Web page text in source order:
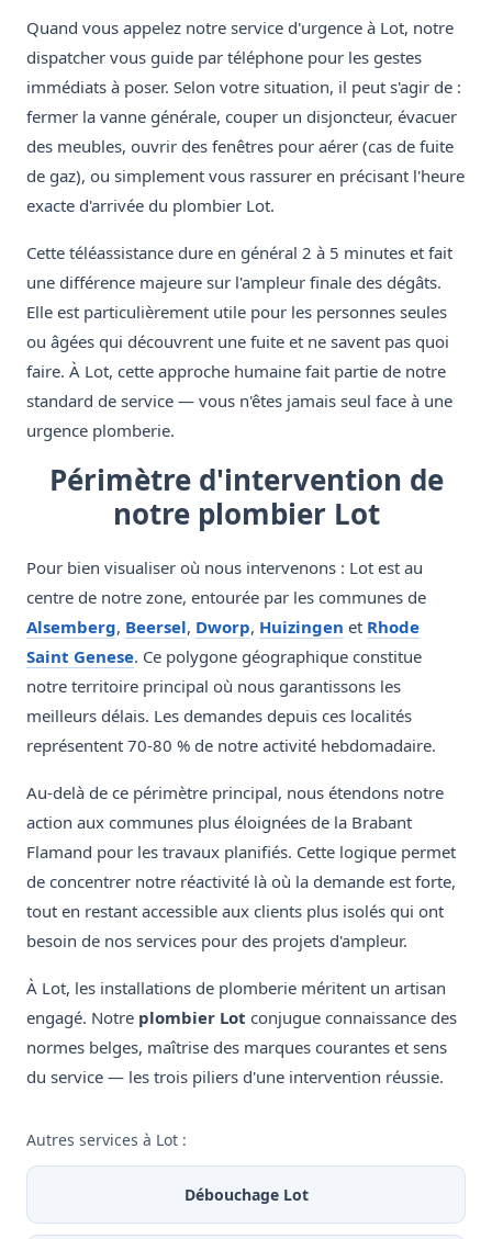
Quand vous appelez notre service d'urgence à Lot, notre
dispatcher vous guide par téléphone pour les gestes
immédiats à poser. Selon votre situation, il peut s'agir de :
fermer la vanne générale, couper un disjoncteur, évacuer
des meubles, ouvrir des fenêtres pour aérer (cas de fuite
de gaz), ou simplement vous rassurer en précisant l'heure
exacte d'arrivée du plombier Lot.
Cette téléassistance dure en général 2 à 5 minutes et fait
une différence majeure sur l'ampleur finale des dégâts.
Elle est particulièrement utile pour les personnes seules
ou âgées qui découvrent une fuite et ne savent pas quoi
faire. À Lot, cette approche humaine fait partie de notre
standard de service — vous n'êtes jamais seul face à une
urgence plomberie.
Périmètre d'intervention de
notre plombier Lot
Pour bien visualiser où nous intervenons : Lot est au
centre de notre zone, entourée par les communes de
Alsemberg, Beersel, Dworp, Huizingen et Rhode
Saint Genese. Ce polygone géographique constitue
notre territoire principal où nous garantissons les
meilleurs délais. Les demandes depuis ces localités
représentent 70-80 % de notre activité hebdomadaire.
Au-delà de ce périmètre principal, nous étendons notre
action aux communes plus éloignées de la Brabant
Flamand pour les travaux planifiés. Cette logique permet
de concentrer notre réactivité là où la demande est forte,
tout en restant accessible aux clients plus isolés qui ont
besoin de nos services pour des projets d'ampleur.
À Lot, les installations de plomberie méritent un artisan
engagé. Notre plombier Lot conjugue connaissance des
normes belges, maîtrise des marques courantes et sens
du service — les trois piliers d'une intervention réussie.
Autres services à Lot :
Débouchage Lot